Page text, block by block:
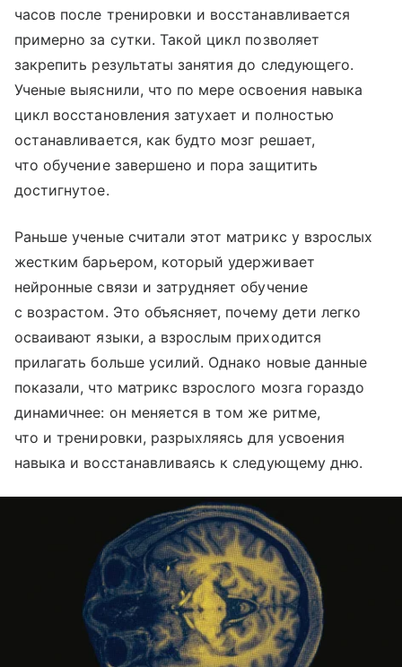
часов после тренировки и восстанавливается
примерно за сутки. Такой цикл позволяет
закрепить результаты занятия до следующего.
Ученые выяснили, что по мере освоения навыка
цикл восстановления затухает и полностью
останавливается, как будто мозг решает,
что обучение завершено и пора защитить
достигнутое.
Раньше ученые считали этот матрикс у взрослых
жестким барьером, который удерживает
нейронные связи и затрудняет обучение
с возрастом. Это объясняет, почему дети легко
осваивают языки, а взрослым приходится
прилагать больше усилий. Однако новые данные
показали, что матрикс взрослого мозга гораздо
динамичнее: он меняется в том же ритме,
что и тренировки, разрыхляясь для усвоения
навыка и восстанавливаясь к следующему дню.